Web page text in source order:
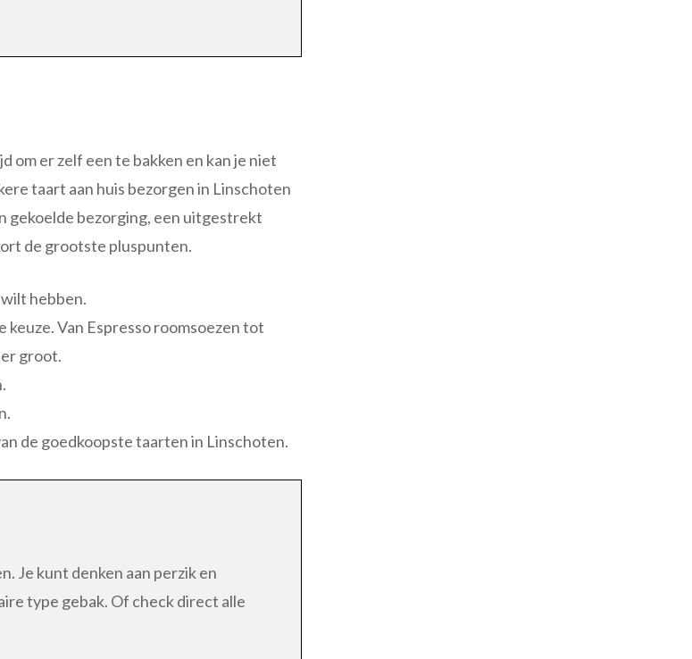
om er zelf een te bakken en kan je niet
taart aan huis bezorgen in Linschoten
gekoelde bezorging, een uitgestrekt
de grootste pluspunten.
hebben.
Van Espresso roomsoezen tot
groot.
de goedkoopste taarten in Linschoten.
Je kunt denken aan perzik en
type gebak. Of check direct alle